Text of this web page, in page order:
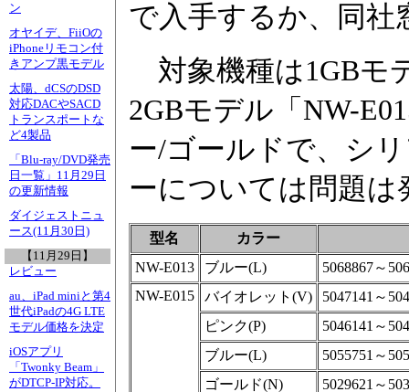
ン
オヤイデ、FiiOの
iPhoneリモコン付
きアンプ黒モデル
太陽、dCSのDSD
対応DACやSACD
トランスポートな
ど4製品
「Blu-ray/DVD発売
日一覧」11月29日
の更新情報
ダイジェストニュ
ース(11月30日)
【11月29日】
レビュー
au、iPad miniと第4
世代iPadの4G LTE
モデル価格を決定
iOSアプリ
「Twonky Beam」
がDTCP-IP対応。
で入手するか、同社
対象機種は1GBモ
2GBモデル「NW-
ー/ゴールドで、シ
ーについては問題
型名
カラー
NW-E013
ブルー(L)
5068867～
NW-E015
バイオレット(V)
5047141～
ピンク(P)
5046141～
ブルー(L)
5055751～
ゴールド(N)
5029621～